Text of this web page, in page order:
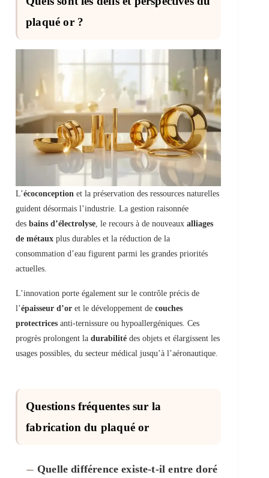
plaqué or ?
L’écoconception et la préservation des ressources naturelles
guident désormais l’industrie. La gestion raisonnée
des bains d’électrolyse, le recours à de nouveaux alliages
de métaux plus durables et la réduction de la
consommation d’eau figurent parmi les grandes priorités
actuelles.
L’innovation porte également sur le contrôle précis de
l’épaisseur d’or et le développement de couches
protectrices anti-ternissure ou hypoallergéniques. Ces
progrès prolongent la durabilité des objets et élargissent les
usages possibles, du secteur médical jusqu’à l’aéronautique.
Questions fréquentes sur la
fabrication du plaqué or
Quelle différence existe-t-il entre doré